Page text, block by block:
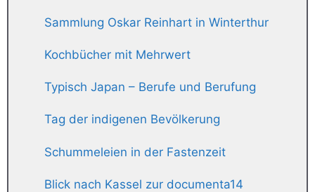
Sammlung Oskar Reinhart in Winterthur
Kochbücher mit Mehrwert
Typisch Japan – Berufe und Berufung
Tag der indigenen Bevölkerung
Schummeleien in der Fastenzeit
Blick nach Kassel zur documenta14